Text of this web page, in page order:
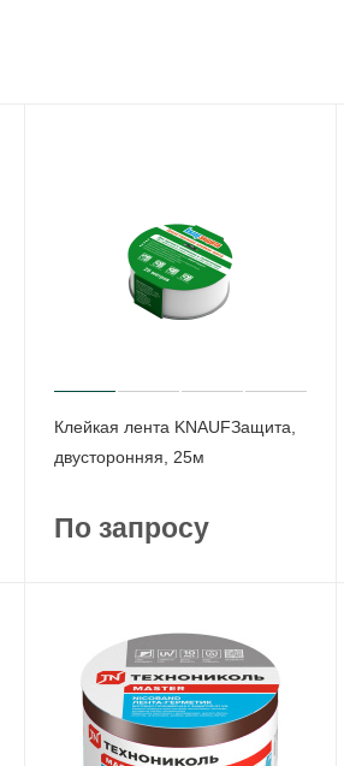
Клейкая лента KNAUFЗащита,
двусторонняя, 25м
По запросу